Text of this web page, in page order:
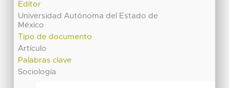
Editor
Universidad Autónoma del Estado de
México
Tipo de documento
Artículo
Palabras clave
Sociología